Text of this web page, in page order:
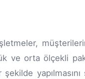
ve orta ölçekli